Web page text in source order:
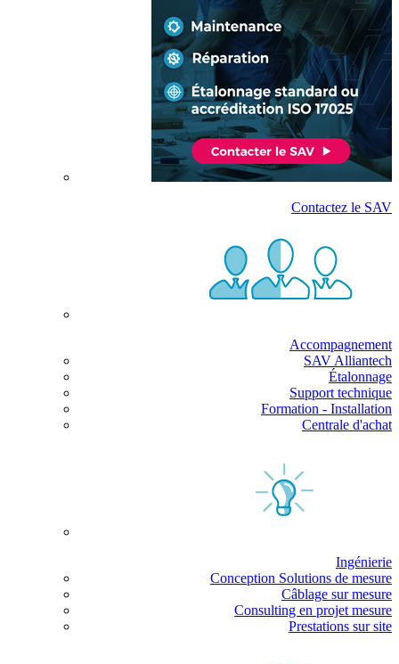
Contactez le SAV
Accompagnement
SAV Alliantech
Étalonnage
Support technique
Formation - Installation
Centrale d'achat
Ingénierie
Conception Solutions de mesure
Câblage sur mesure
Consulting en projet mesure
Prestations sur site